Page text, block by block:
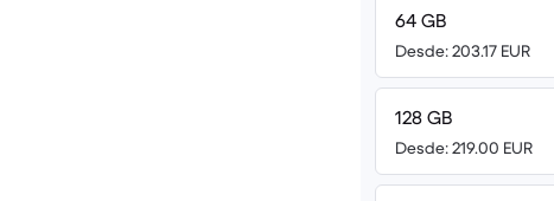
64 GB
Desde: 203.17 EUR
128 GB
Desde: 219.00 EUR